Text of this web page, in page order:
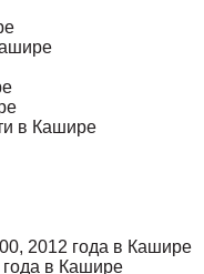
в Кашире
2012 года в Кашире
в Кашире